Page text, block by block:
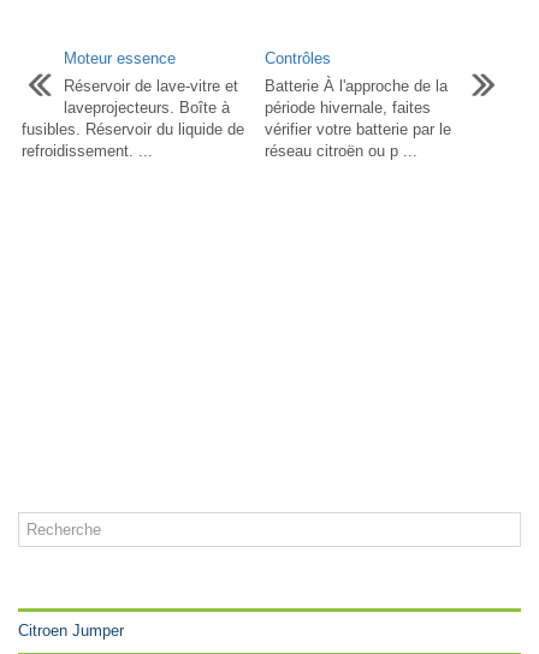
Moteur essence
Réservoir de lave-vitre et
laveprojecteurs. Boîte à
fusibles. Réservoir du liquide de
refroidissement. ...
Contrôles
Batterie À l'approche de la
période hivernale, faites
vérifier votre batterie par le
réseau citroën ou p ...
Citroen Jumper